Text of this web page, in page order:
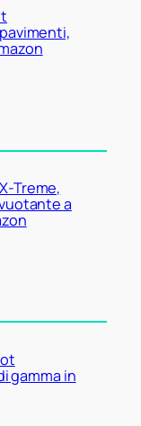
Treme,
a
gamma in